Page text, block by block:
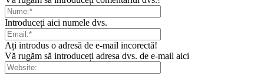
Introduceți aici numele dvs.
Ați introdus o adresă de e-mail incorectă!
Vă rugăm să introduceți adresa dvs. de e-mail aici